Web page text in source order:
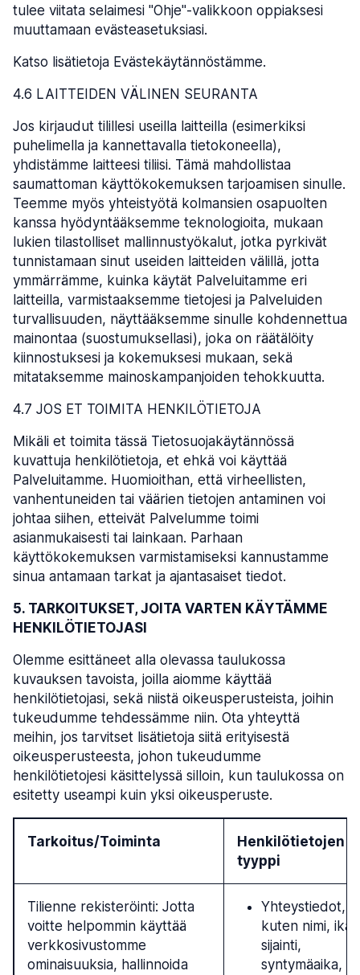
tulee viitata selaimesi "Ohje"-valikkoon oppiaksesi
muuttamaan evästeasetuksiasi.
Katso lisätietoja Evästekäytännöstämme.
4.6 LAITTEIDEN VÄLINEN SEURANTA
Jos kirjaudut tilillesi useilla laitteilla (esimerkiksi
puhelimella ja kannettavalla tietokoneella),
yhdistämme laitteesi tiliisi. Tämä mahdollistaa
saumattoman käyttökokemuksen tarjoamisen sinulle.
Teemme myös yhteistyötä kolmansien osapuolten
kanssa hyödyntääksemme teknologioita, mukaan
lukien tilastolliset mallinnustyökalut, jotka pyrkivät
tunnistamaan sinut useiden laitteiden välillä, jotta
ymmärrämme, kuinka käytät Palveluitamme eri
laitteilla, varmistaaksemme tietojesi ja Palveluiden
turvallisuuden, näyttääksemme sinulle kohdennettua
mainontaa (suostumuksellasi), joka on räätälöity
kiinnostuksesi ja kokemuksesi mukaan, sekä
mitataksemme mainoskampanjoiden tehokkuutta.
4.7 JOS ET TOIMITA HENKILÖTIETOJA
Mikäli et toimita tässä Tietosuojakäytännössä
kuvattuja henkilötietoja, et ehkä voi käyttää
Palveluitamme. Huomioithan, että virheellisten,
vanhentuneiden tai väärien tietojen antaminen voi
johtaa siihen, etteivät Palvelumme toimi
asianmukaisesti tai lainkaan. Parhaan
käyttökokemuksen varmistamiseksi kannustamme
sinua antamaan tarkat ja ajantasaiset tiedot.
5. TARKOITUKSET, JOITA VARTEN KÄYTÄMME
HENKILÖTIETOJASI
Olemme esittäneet alla olevassa taulukossa
kuvauksen tavoista, joilla aiomme käyttää
henkilötietojasi, sekä niistä oikeusperusteista, joihin
tukeudumme tehdessämme niin. Ota yhteyttä
meihin, jos tarvitset lisätietoja siitä erityisestä
oikeusperusteesta, johon tukeudumme
henkilötietojesi käsittelyssä silloin, kun taulukossa on
esitetty useampi kuin yksi oikeusperuste.
Tarkoitus/Toiminta
Henkilötietojen
tyyppi
Tilienne rekisteröinti: Jotta
voitte helpommin käyttää
verkkosivustomme
ominaisuuksia, hallinnoida
Yhteystiedot,
kuten nimi, ikä,
sijainti,
syntymäaika,